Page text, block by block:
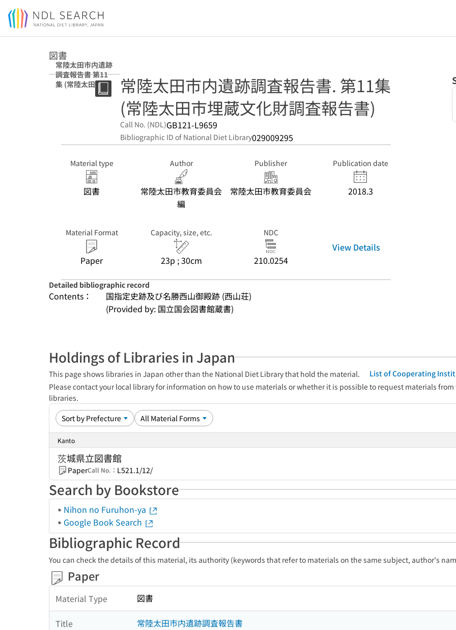
Jump to main content
図書
常陸太田市内遺跡
調査報告書 第11
集 (常陸太田市埋
蔵文化財調査報告
常陸太田市内遺跡調査報告書. 第11集
(常陸太田市埋蔵文化財調査報告書)
Call No. (NDL)GB121-L9659
Bibliographic ID of National Diet Library029009295
Material type
図書
Author
常陸太田市教育委員会
編
Publisher
常陸太田市教育委員会
Publication date
2018.3
Material Format
Paper
Capacity, size, etc.
23p ; 30cm
NDC
210.0254
View Details
Detailed bibliographic record
Contents：
国指定史跡及び名勝西山御殿跡 (西山荘)
(Provided by: 国立国会図書館蔵書)
Holdings of Libraries in Japan
This page shows libraries in Japan other than the National Diet Library that hold the material.
List of Cooperating
Please contact your local library for information on how to use materials or whether it is possible to request materials
libraries.
Kanto
茨城県立図書館
PaperCall No.： L521.1/12/
Search by Bookstore
Nihon no Furuhon-ya
Google Book Search
Bibliographic Record
You can check the details of this material, its authority (keywords that refer to materials on the same subject, author's
Paper
Material Type 図書
Title 常陸太田市内遺跡調査報告書